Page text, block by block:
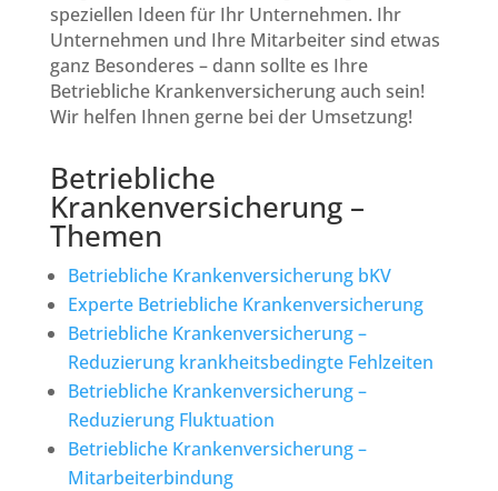
speziellen Ideen für Ihr Unternehmen. Ihr
Unternehmen und Ihre Mitarbeiter sind etwas
ganz Besonderes – dann sollte es Ihre
Betriebliche Krankenversicherung auch sein!
Wir helfen Ihnen gerne bei der Umsetzung!
Betriebliche
Krankenversicherung –
Themen
Betriebliche Krankenversicherung bKV
Experte Betriebliche Krankenversicherung
Betriebliche Krankenversicherung –
Reduzierung krankheitsbedingte Fehlzeiten
Betriebliche Krankenversicherung –
Reduzierung Fluktuation
Betriebliche Krankenversicherung –
Mitarbeiterbindung